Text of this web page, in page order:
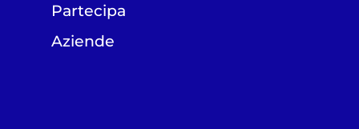
Partecipa
Aziende